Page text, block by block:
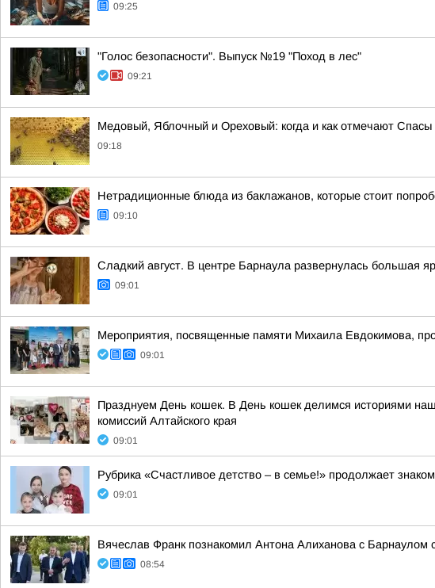
09:25
"Голос безопасности". Выпуск №19 "Поход в лес"
09:21
Медовый, Яблочный и Ореховый: когда и как отмечают Спасы
09:18
Нетрадиционные блюда из баклажанов, которые стоит
09:10
Сладкий август. В центре Барнаула развернулась большая
09:01
Мероприятия, посвященные памяти Михаила Евдокимова,
09:01
Празднуем День кошек. В День кошек делимся историями
комиссий Алтайского края
09:01
Рубрика «Счастливое детство – в семье!» продолжает
09:01
Вячеслав Франк познакомил Антона Алиханова с Барнаулом
08:54